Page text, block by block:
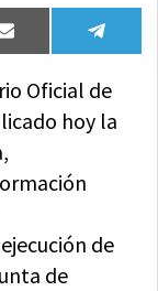
Compartir
en
Email
en
Oficial de
hoy la
de
de